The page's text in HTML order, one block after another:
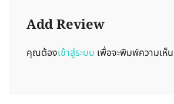
Add Review
คุณต้องเข้าสู่ระบบ เพื่อจะพิมพ์ความเห็น